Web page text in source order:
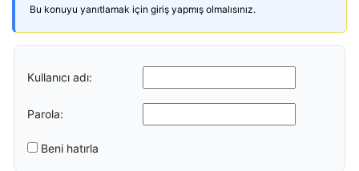
Bu konuyu yanıtlamak için giriş yapmış olmalısınız.
Kullanıcı adı:
Parola:
Beni hatırla